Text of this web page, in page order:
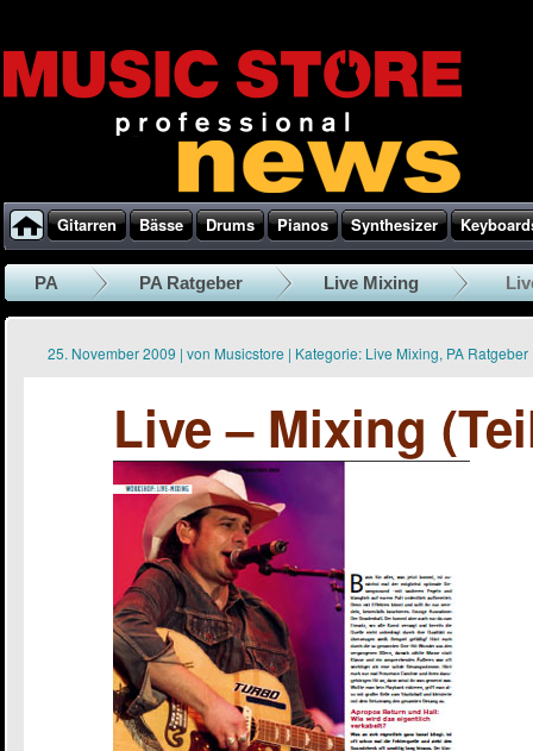
Gitarren Bässe Drums Pianos Synthesizer
PA PA Ratgeber Live Mixing
25. November 2009 | von Musicstore | Kategorie: Live Mixing, PA Ratgeber
Live – Mixing